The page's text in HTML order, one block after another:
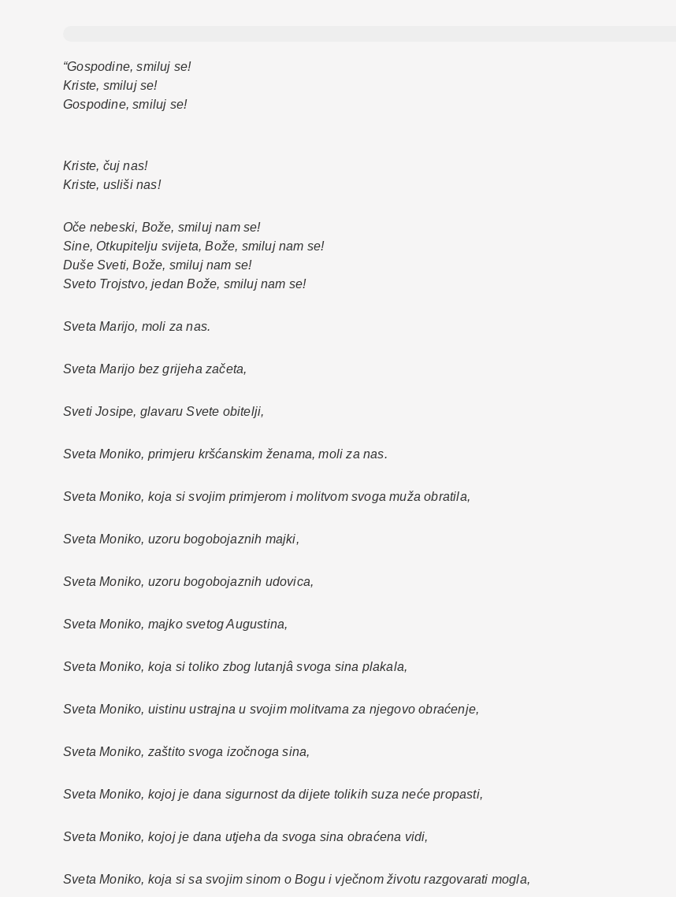
“Gospodine, smiluj se!
Kriste, smiluj se!
Gospodine, smiluj se!
Kriste, čuj nas!
Kriste, usliši nas!
Oče nebeski, Bože, smiluj nam se!
Sine, Otkupitelju svijeta, Bože, smiluj nam se!
Duše Sveti, Bože, smiluj nam se!
Sveto Trojstvo, jedan Bože, smiluj nam se!
Sveta Marijo, moli za nas.
Sveta Marijo bez grijeha začeta,
Sveti Josipe, glavaru Svete obitelji,
Sveta Moniko, primjeru kršćanskim ženama, moli za nas.
Sveta Moniko, koja si svojim primjerom i molitvom svoga muža obratila,
Sveta Moniko, uzoru bogobojaznih majki,
Sveta Moniko, uzoru bogobojaznih udovica,
Sveta Moniko, majko svetog Augustina,
Sveta Moniko, koja si toliko zbog lutanjâ svoga sina plakala,
Sveta Moniko, uistinu ustrajna u svojim molitvama za njegovo obraćenje,
Sveta Moniko, zaštito svoga izočnoga sina,
Sveta Moniko, kojoj je dana sigurnost da dijete tolikih suza neće propasti,
Sveta Moniko, kojoj je dana utjeha da svoga sina obraćena vidi,
Sveta Moniko, koja si sa svojim sinom o Bogu i vječnom životu razgovarati mogla,